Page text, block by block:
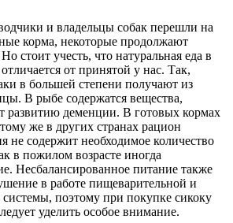
и владельцы собак перешли на
корма, некоторые продолжают
стоит учесть, что натуральная еда в
от принятой у нас. Так,
в большей степени получают из
В рыбе содержатся вещества,
развитию деменции. В готовых кормах
же в других странах рацион
не содержит необходимое количество
в пожилом возрасте иногда
Несбалансированное питание также
в работе пищеварительной и
системы, поэтому при покупке сикоку
уделить особое внимание.